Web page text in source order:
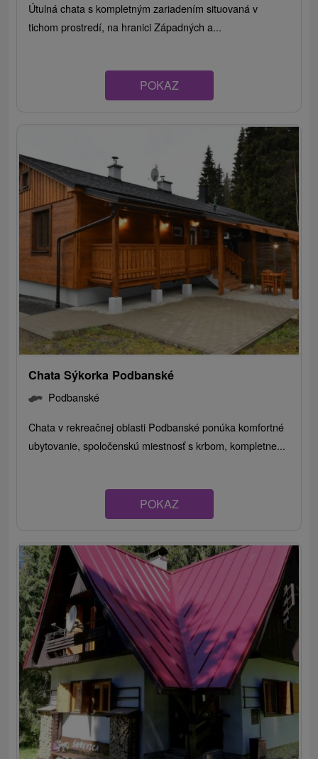
Útulná chata s kompletným zariadením situovaná v
tichom prostredí, na hranici Západných a...
POKAZ
Chata Sýkorka Podbanské
Podbanské
Chata v rekreačnej oblasti Podbanské ponúka komfortné
ubytovanie, spoločenskú miestnosť s krbom, kompletne...
POKAZ